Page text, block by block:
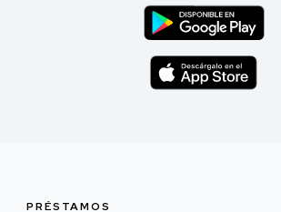
PRÉSTAMOS